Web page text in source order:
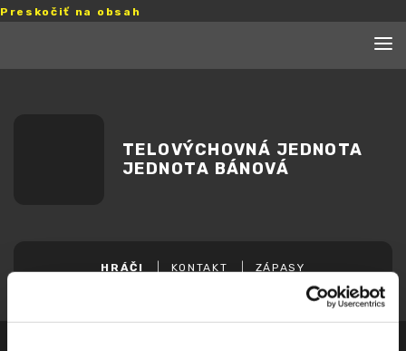
Preskočiť na obsah
TELOVÝCHOVNÁ JEDNOTA
JEDNOTA BÁNOVÁ
HRÁČI KONTAKT ZÁPASY